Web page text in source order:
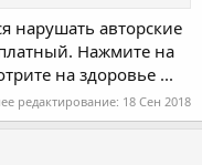
нарушать авторские
Нажмите на
на здоровье ...
редактирование: 18 Сен 2018